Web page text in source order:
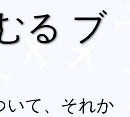
る ブ
いて、それか